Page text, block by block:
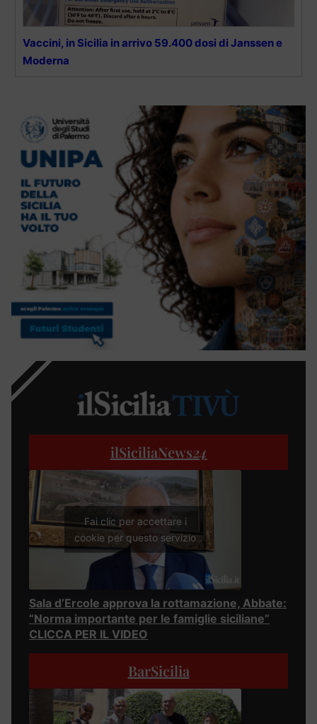
Vaccini, in Sicilia in arrivo 59.400 dosi di Janssen e
Moderna
ilSiciliaNews24
Fai clic per accettare i
cookie per questo servizio
Sala d’Ercole approva la rottamazione, Abbate:
“Norma importante per le famiglie siciliane”
CLICCA PER IL VIDEO
BarSicilia